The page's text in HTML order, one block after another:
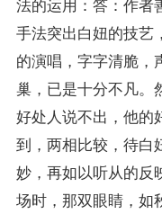
手法突出白妞的技艺
的演唱，字字清脆，
巢，已是十分不凡。
好处人说不出，他的
到，两相比较，待白
妙，再如以听从的反
场时，那双眼睛，如